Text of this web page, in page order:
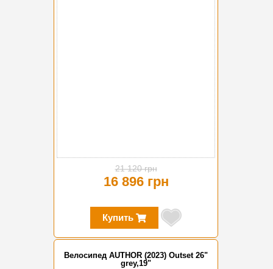
21 120 грн
16 896 грн
Купить
Велосипед AUTHOR (2023) Outset 26"
grey,19"